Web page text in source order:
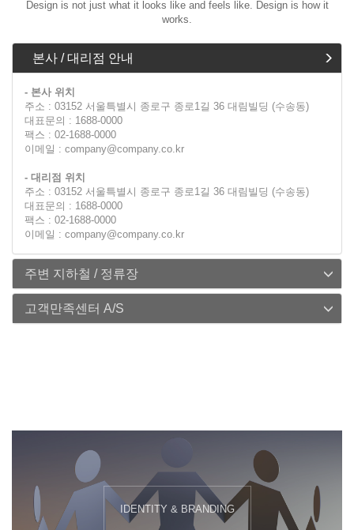
Design is not just what it looks like and feels like. Design is how it
works.
본사 / 대리점 안내
- 본사 위치
주소 : 03152 서울특별시 종로구 종로1길 36 대림빌딩 (수송동)
대표문의 : 1688-0000
팩스 : 02-1688-0000
이메일 : company@company.co.kr
- 대리점 위치
주소 : 03152 서울특별시 종로구 종로1길 36 대림빌딩 (수송동)
대표문의 : 1688-0000
팩스 : 02-1688-0000
이메일 : company@company.co.kr
주변 지하철 / 정류장
고객만족센터 A/S
IDENTITY & BRANDING